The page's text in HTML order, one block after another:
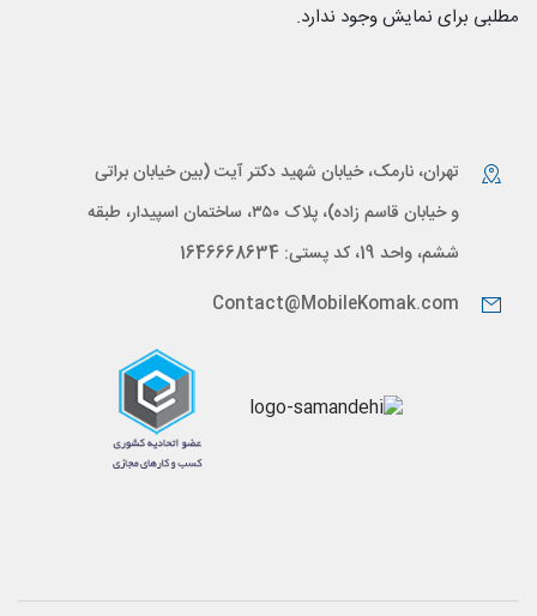
مطلبی برای نمایش وجود ندارد.
تهران، نارمک، خیابان شهید دکتر آیت (بین خیابان براتی
و خیابان قاسم زاده)، پلاک ۳۵۰، ساختمان اسپیدار، طبقه
ششم، واحد 19، کد پستی: 1646668634
Contact@MobileKomak.com